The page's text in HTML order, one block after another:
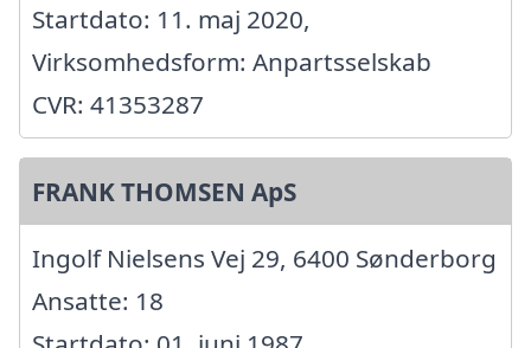
Startdato: 11. maj 2020,
Virksomhedsform: Anpartsselskab
CVR: 41353287
FRANK THOMSEN ApS
Ingolf Nielsens Vej 29, 6400 Sønderborg
Ansatte: 18